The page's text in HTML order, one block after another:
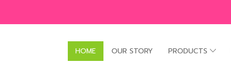
HOME OUR STORY PRODUCTS